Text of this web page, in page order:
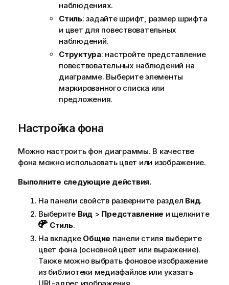
наблюдениях.
Стиль: задайте шрифт, размер шрифта
и цвет для повествовательных
наблюдений.
Структура: настройте представление
повествовательных наблюдений на
диаграмме. Выберите элементы
маркированного списка или
предложения.
Настройка фона
Можно настроить фон диаграммы. В качестве
фона можно использовать цвет или изображение.
Выполните следующие действия.
На панели свойств разверните раздел Вид.
Выберите Вид > Представление и щелкните
Стиль.
На вкладке Общие панели стиля выберите
цвет фона (основной цвет или выражение).
Также можно выбрать фоновое изображение
из библиотеки медиафайлов или указать